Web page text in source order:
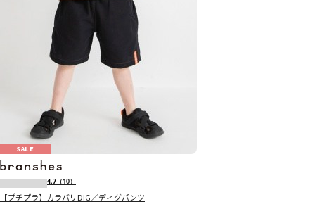
SALE
4.7 （10）
【プチプラ】カラバリDIG／ディグパンツ